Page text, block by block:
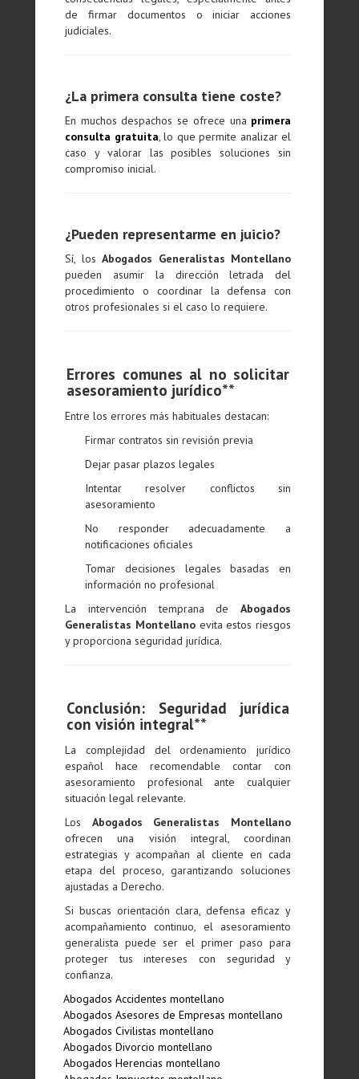
de firmar documentos o iniciar acciones
judiciales.
¿La primera consulta tiene coste?
En muchos despachos se ofrece una primera
consulta gratuita, lo que permite analizar el
caso y valorar las posibles soluciones sin
compromiso inicial.
¿Pueden representarme en juicio?
Sí, losAbogados Generalistas Montellano
pueden asumir la dirección letrada del
procedimiento o coordinar la defensa con
otros profesionales si el caso lo requiere.
Errores comunes al no solicitar
asesoramiento jurídico**
Entre los errores más habituales destacan:
Firmar contratos sin revisión previa
Dejar pasar plazos legales
Intentar resolver conflictos sin
asesoramiento
No responder adecuadamente a
notificaciones oficiales
Tomar decisiones legales basadas en
información no profesional
La intervención temprana deAbogados
Generalistas Montellanoevita estos riesgos
y proporciona seguridad jurídica.
Conclusión: Seguridad jurídica
con visión integral**
La complejidad del ordenamiento jurídico
español hace recomendable contar con
asesoramiento profesional ante cualquier
situación legal relevante.
Los Abogados Generalistas Montellano
ofrecen una visión integral, coordinan
estrategias y acompañan al cliente en cada
etapa del proceso, garantizando soluciones
ajustadas a Derecho.
Si buscas orientación clara, defensa eficaz y
acompañamiento continuo, el asesoramiento
generalista puede ser el primer paso para
proteger tus intereses con seguridad y
confianza.
Abogados Accidentes montellano
Abogados Asesores de Empresas montellano
Abogados Civilistas montellano
Abogados Divorcio montellano
Abogados Herencias montellano